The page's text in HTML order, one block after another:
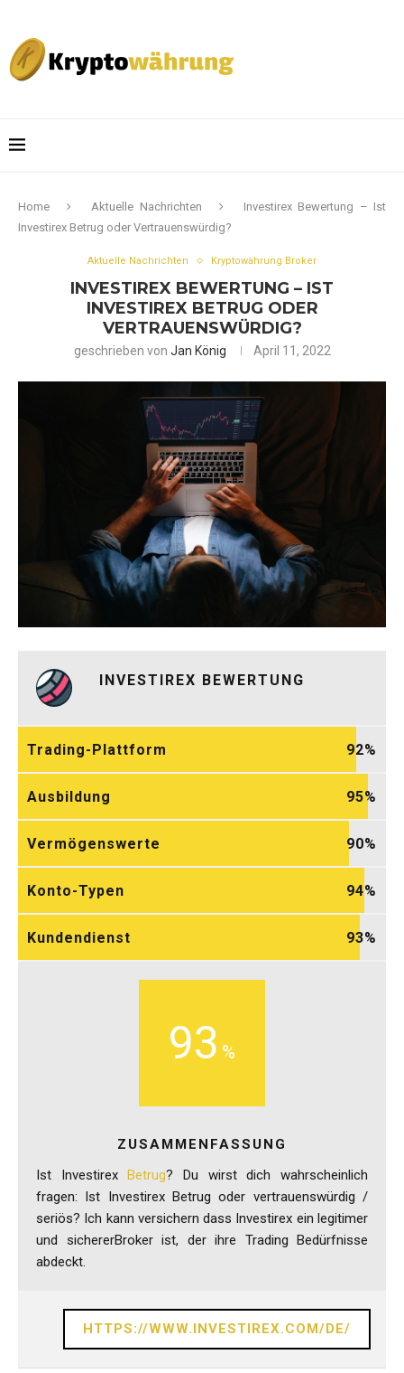
Home Aktuelle Nachrichten
Investirex Bewertung – Ist
Investirex Betrug oder Vertrauenswürdig?
Aktuelle Nachrichten Kryptowährung Broker
INVESTIREX BEWERTUNG – IST
INVESTIREX BETRUG ODER
VERTRAUENSWÜRDIG?
geschrieben von Jan König April 11, 2022
INVESTIREX BEWERTUNG
Trading-Plattform 92
Ausbildung 95
Vermögenswerte 90
Konto-Typen 94
Kundendienst 93
93
ZUSAMMENFASSUNG
Ist InvestirexBetrug? Du wirst dich wahrscheinlich
fragen: Ist Investirex Betrug oder vertrauenswürdig /
seriös? Ich kann versichern dass Investirex ein legitimer
und sichererBroker ist, der ihre Trading Bedürfnisse
abdeckt.
HTTPS://WWW.INVESTIREX.COM/DE/